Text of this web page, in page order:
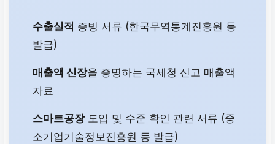
수출실적 증빙 서류 (한국무역통계진흥원 등
발급)
매출액 신장을 증명하는 국세청 신고 매출액
자료
스마트공장도입 및 수준 확인 관련 서류 (중
소기업기술정보진흥원 등 발급)